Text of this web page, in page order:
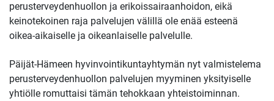
perusterveydenhuollon ja erikoissairaanhoidon, eikä
keinotekoinen raja palvelujen välillä ole enää esteenä
oikea-aikaiselle ja oikeanlaiselle palvelulle.
Päijät-Hämeen hyvinvointikuntayhtymän nyt valmistelema
perusterveydenhuollon palvelujen myyminen yksityiselle
yhtiölle romuttaisi tämän tehokkaan yhteistoiminnan.